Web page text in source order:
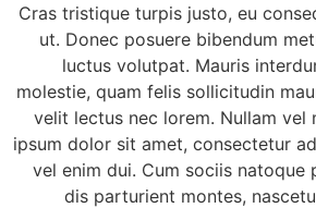
Cras tristique turpis justo, eu
ut. Donec posuere bibendum
luctus volutpat. Mauris
molestie, quam felis sollicitudin
velit lectus nec lorem. Nullam vel
ipsum dolor sit amet, consectetur
vel enim dui. Cum sociis natoque
dis parturient montes,